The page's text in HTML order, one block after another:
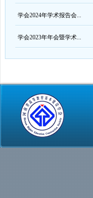
学会2024年学术报告会...
学会2023年年会暨学术...